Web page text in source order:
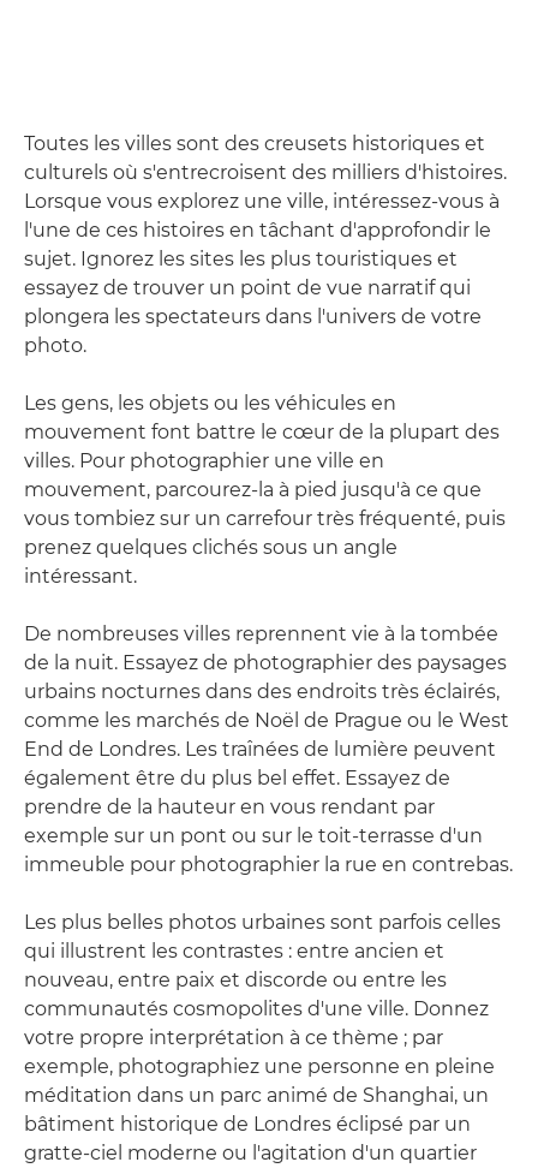
Toutes les villes sont des creusets historiques et
culturels où s'entrecroisent des milliers d'histoires.
Lorsque vous explorez une ville, intéressez-vous à
l'une de ces histoires en tâchant d'approfondir le
sujet. Ignorez les sites les plus touristiques et
essayez de trouver un point de vue narratif qui
plongera les spectateurs dans l'univers de votre
photo.
Les gens, les objets ou les véhicules en
mouvement font battre le cœur de la plupart des
villes. Pour photographier une ville en
mouvement, parcourez-la à pied jusqu'à ce que
vous tombiez sur un carrefour très fréquenté, puis
prenez quelques clichés sous un angle
intéressant.
De nombreuses villes reprennent vie à la tombée
de la nuit. Essayez de photographier des paysages
urbains nocturnes dans des endroits très éclairés,
comme les marchés de Noël de Prague ou le West
End de Londres. Les traînées de lumière peuvent
également être du plus bel effet. Essayez de
prendre de la hauteur en vous rendant par
exemple sur un pont ou sur le toit-terrasse d'un
immeuble pour photographier la rue en contrebas.
Les plus belles photos urbaines sont parfois celles
qui illustrent les contrastes : entre ancien et
nouveau, entre paix et discorde ou entre les
communautés cosmopolites d'une ville. Donnez
votre propre interprétation à ce thème ; par
exemple, photographiez une personne en pleine
méditation dans un parc animé de Shanghai, un
bâtiment historique de Londres éclipsé par un
gratte-ciel moderne ou l'agitation d'un quartier